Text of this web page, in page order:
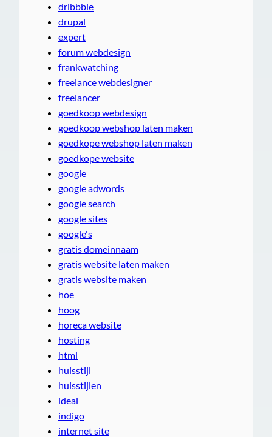
dribbble
drupal
expert
forum webdesign
frankwatching
freelance webdesigner
freelancer
goedkoop webdesign
goedkoop webshop laten maken
goedkope webshop laten maken
goedkope website
google
google adwords
google search
google sites
google's
gratis domeinnaam
gratis website laten maken
gratis website maken
hoe
hoog
horeca website
hosting
html
huisstijl
huisstijlen
ideal
indigo
internet site